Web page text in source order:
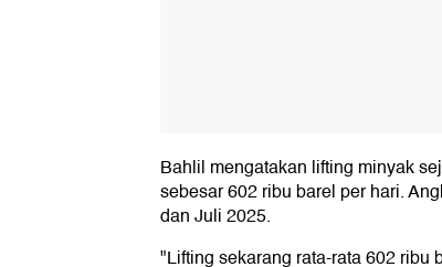
Bahlil mengatakan lifting minyak
sebesar 602 ribu barel per hari.
dan Juli 2025.
"Lifting sekarang rata-rata 602 ribu